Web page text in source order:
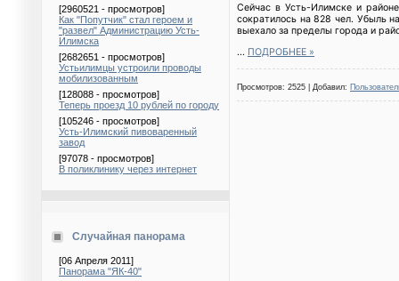
[2960521 - просмотров]
Как "Попутчик" стал героем и
"развел" Администрацию Усть-
Илимска
[2682651 - просмотров]
Устьилимцы устроили проводы
мобилизованным
[128088 - просмотров]
Теперь проезд 10 рублей по городу
[105246 - просмотров]
Усть-Илимский пивоваренный
завод
[97078 - просмотров]
В поликлинику через интернет
Случайная панорама
[06 Апреля 2011]
Панорама "ЯК-40"
Сейчас в Усть-Илимске и
сократилось на 828 чел. Убыль
выехало за пределы города и
... ПОДРОБНЕЕ »
Просмотров: 2525 | Добавил: